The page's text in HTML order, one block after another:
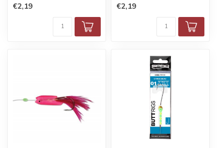
€2,19 €2,19